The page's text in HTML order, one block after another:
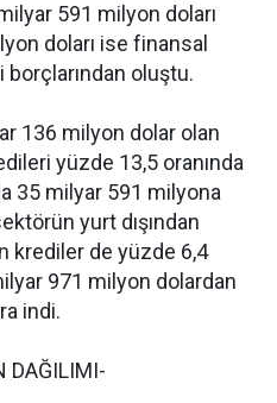
591 milyon doları
doları ise finansal
oluştu.
136 milyon dolar olan
yüzde 13,5 oranında
35 milyar 591 milyona
yurt dışından
krediler de yüzde 6,4
971 milyon dolardan
indi.
DAĞILIMI-